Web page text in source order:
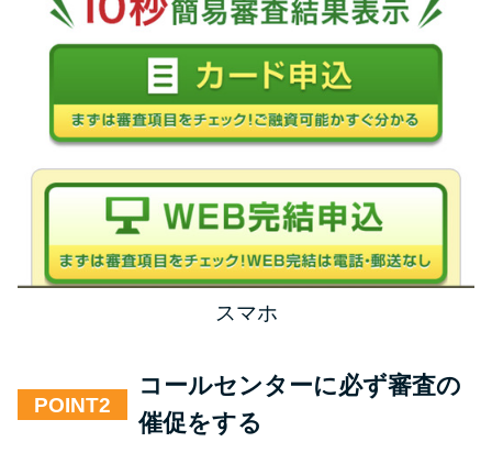
スマホ
POINT
コールセンターに必ず審査の
催促をする